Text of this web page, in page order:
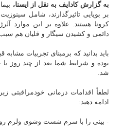
به گزارش کادایف به نقل از ایسنا،
بر بویایی تاثیرگذارند، شامل
کرونا هستند. علاوه بر این موارد
دائمی و کشیدن سیگار و قلیان هم
باید بدانید که برمبنای تجربیات مشابه
بوده و شرایط شما بعد از چند روز یا
شد.
ادامه دهید:
- بینی را با سرم شست وشوی ولرم روزی ۲ تا ۳ بار